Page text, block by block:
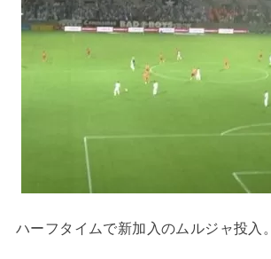
ハーフタイムで新加入のムルジャ投入。